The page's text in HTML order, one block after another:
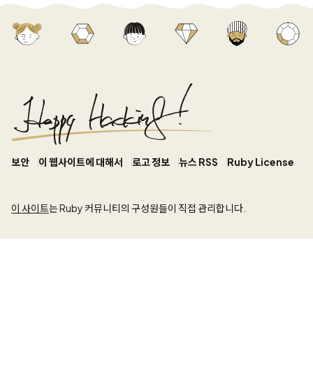
보안 이 웹사이트에 대해서 로고 정보 뉴스 RSS Ruby License
이 사이트는 Ruby 커뮤니티의 구성원들이 직접 관리합니다.